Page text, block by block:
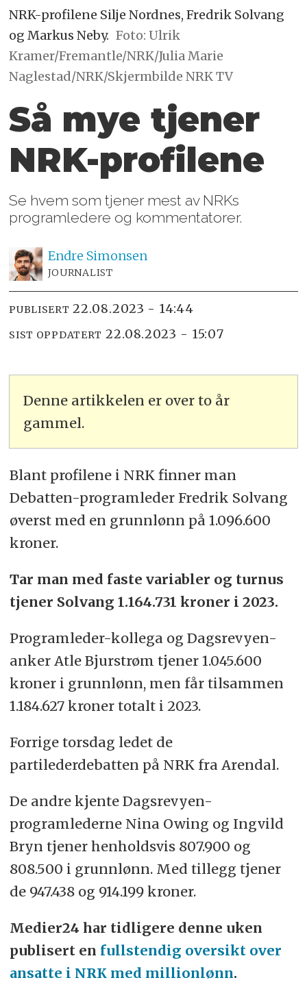
NRK-profilene Silje Nordnes, Fredrik Solvang
og Markus Neby. Foto: Ulrik
Kramer/Fremantle/NRK/Julia Marie
Naglestad/NRK/Skjermbilde NRK TV
Så mye tjener
NRK-profilene
Se hvem som tjener mest av NRKs
programledere og kommentatorer.
Endre Simonsen
JOURNALIST
PUBLISERT 22.08.2023 - 14:44
SIST OPPDATERT 22.08.2023 - 15:07
Denne artikkelen er over to år
gammel.
Blant profilene i NRK finner man
Debatten-programleder Fredrik Solvang
øverst med en grunnlønn på 1.096.600
kroner.
Tar man med faste variabler og turnus
tjener Solvang 1.164.731 kroner i 2023.
Programleder-kollega og Dagsrevyen-
anker Atle Bjurstrøm tjener 1.045.600
kroner i grunnlønn, men får tilsammen
1.184.627 kroner totalt i 2023.
Forrige torsdag ledet de
partilederdebatten på NRK fra Arendal.
De andre kjente Dagsrevyen-
programlederne Nina Owing og Ingvild
Bryn tjener henholdsvis 807.900 og
808.500 i grunnlønn. Med tillegg tjener
de 947.438 og 914.199 kroner.
Medier24 har tidligere denne uken
publisert en fullstendig oversikt over
ansatte i NRK med millionlønn.